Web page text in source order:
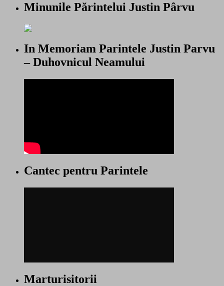
Minunile Părintelui Justin Pârvu
In Memoriam Parintele Justin Parvu
– Duhovnicul Neamului
Cantec pentru Parintele
Marturisitorii